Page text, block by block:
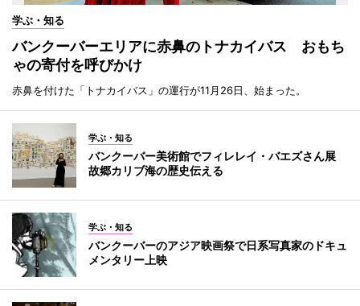
学ぶ・知る
バンクーバーエリアに赤鼻のトナカイバス おもち
ゃの寄付を呼びかけ
赤鼻を付けた「トナカイバス」の運行が11月26日、始まった。
学ぶ・知る
バンクーバー美術館でフィレレイ・バエズさん展
故郷カリブ海の歴史伝える
学ぶ・知る
バンクーバーのアジア映画祭で日系写真家のドキュ
メンタリー上映